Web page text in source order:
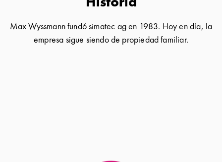
Max Wyssmann fundó simatec ag en 1983. Hoy en día, la
empresa sigue siendo de propiedad familiar.